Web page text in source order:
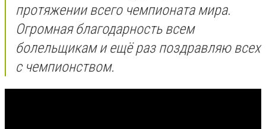
протяжении всего чемпионата мира.
Огромная благодарность всем
болельщикам и ещё раз поздравляю всех
с чемпионством.